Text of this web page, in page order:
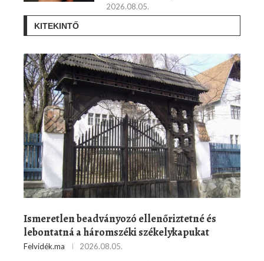
2026.08.05.
KITEKINTŐ
Ismeretlen beadványozó ellenőriztetné és
lebontatná a háromszéki székelykapukat
Felvidék.ma 2026.08.05.